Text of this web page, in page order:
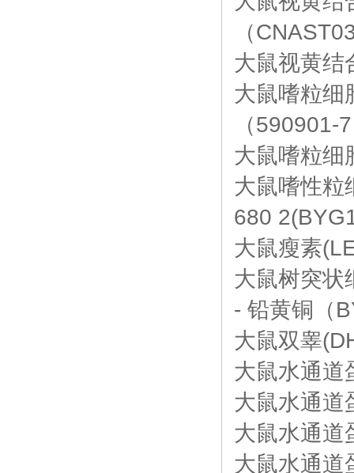
（
大鼠视黄
大鼠嗜粒
（590901-7
大鼠嗜粒
大鼠嗜性
680
大鼠瘦素
大鼠树突
- 铅黄铜（
大鼠双睾
大鼠水通
大鼠水通
大鼠水通
大鼠水通